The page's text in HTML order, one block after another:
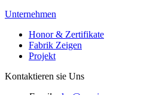
Unternehmen
Honor & Zertifikate
Fabrik Zeigen
Projekt
Kontaktieren sie Uns